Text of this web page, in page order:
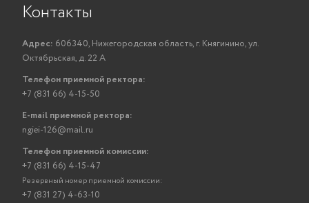
Контакты
Адрес: 606340, Нижегородская область, г. Княгинино, ул.
Октябрьская, д. 22 А
Телефон приемной ректора:
+7 (831 66) 4-15-50
E-mail приемной ректора:
ngiei-126@mail.ru
Телефон приемной комиссии:
+7 (831 66) 4-15-47
Резервный номер приемной комиссии:
+7 (831 27) 4-63-10